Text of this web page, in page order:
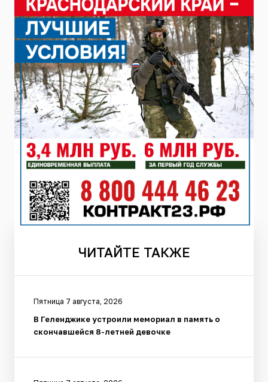
ЧИТАЙТЕ ТАКЖЕ
Пятница 7 августа, 2026
В Геленджике устроили мемориал в память о
скончавшейся 8-летней девочке